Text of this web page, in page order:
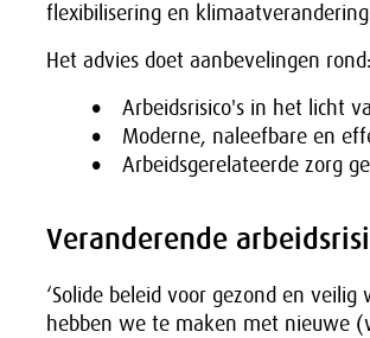
flexibilisering en
Het advies doet aanbevelingen rond:
Arbeidsrisico's in het licht
Moderne, naleefbare en
Arbeidsgerelateerde zorg
Veranderende
‘Solide beleid voor gezond en
hebben we te maken met nieuwe